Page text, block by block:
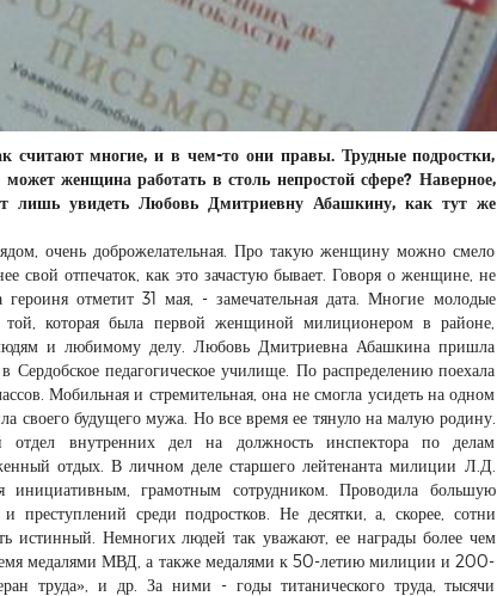
считают многие, и в чем-то они правы. Трудные подростки,
женщина работать в столь непростой сфере? Наверное,
лишь увидеть Любовь Дмитриевну Абашкину, как тут же
очень доброжелательная. Про такую женщину можно смело
свой отпечаток, как это зачастую бывает. Говоря о женщине, не
отметит 31 мая, - замечательная дата. Многие молодые
которая была первой женщиной милиционером в районе,
и любимому делу. Любовь Дмитриевна Абашкина пришла
педагогическое училище. По распределению поехала
Мобильная и стремительная, она не смогла усидеть на одном
своего будущего мужа. Но все время ее тянуло на малую родину.
внутренних дел на должность инспектора по делам
отдых. В личном деле старшего лейтенанта милиции Л.Д.
грамотным сотрудником. Проводила большую
среди подростков. Не десятки, а, скорее, сотни
истинный. Немногих людей так уважают, ее награды более чем
медалями МВД, а также медалями к 50-летию милиции и 200-
труда», и др. За ними - годы титанического труда, тысячи